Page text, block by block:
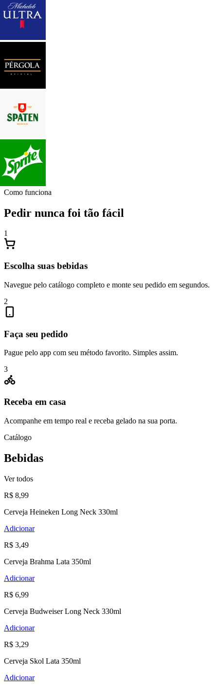
Como funciona
Pedir nunca foi tão fácil
1
Escolha suas bebidas
Navegue pelo catálogo completo e monte seu pedido em segundos.
2
Faça seu pedido
Pague pelo app com seu método favorito. Simples assim.
3
Receba em casa
Acompanhe em tempo real e receba gelado na sua porta.
Catálogo
Bebidas
Ver todos
R$ 8,99
Cerveja Heineken Long Neck 330ml
Adicionar
R$ 3,49
Cerveja Brahma Lata 350ml
Adicionar
R$ 6,99
Cerveja Budweiser Long Neck 330ml
Adicionar
R$ 3,29
Cerveja Skol Lata 350ml
Adicionar